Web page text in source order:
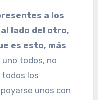
lado del otro,
es esto, más
uno todos, no
los
unos con